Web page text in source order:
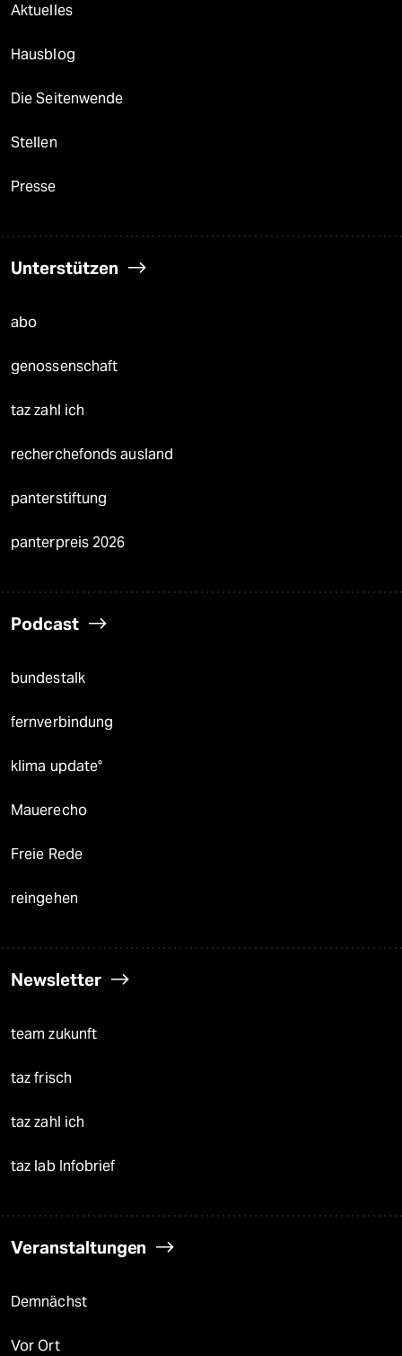
Aktuelles
Hausblog
Die Seitenwende
Stellen
Presse
Unterstützen
abo
genossenschaft
taz zahl ich
recherchefonds ausland
panterstiftung
panterpreis 2026
Podcast
bundestalk
fernverbindung
klima update°
Mauerecho
Freie Rede
reingehen
Newsletter
team zukunft
taz frisch
taz zahl ich
taz lab Infobrief
Veranstaltungen
Demnächst
Vor Ort